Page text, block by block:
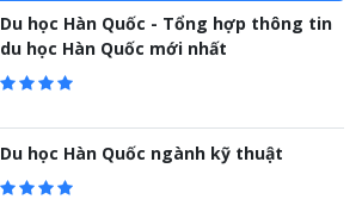
Du học Hàn Quốc - Tổng hợp thông tin
du học Hàn Quốc mới nhất
Du học Hàn Quốc ngành kỹ thuật